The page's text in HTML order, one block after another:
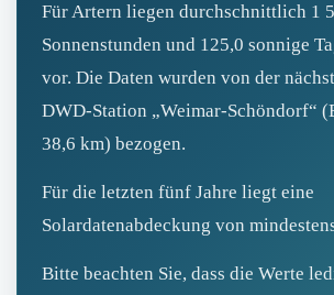
Für Artern liegen durchschnittlich 1
Sonnenstunden und 125,0 sonnige
vor. Die Daten wurden von der
DWD‑Station „Weimar-Schöndorf“
38,6 km) bezogen.
Für die letzten fünf Jahre liegt eine
Solardatenabdeckung von
Bitte beachten Sie, dass die Werte